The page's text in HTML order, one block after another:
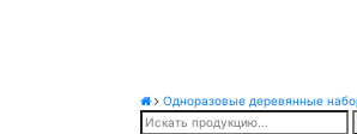
Одноразовые деревянные